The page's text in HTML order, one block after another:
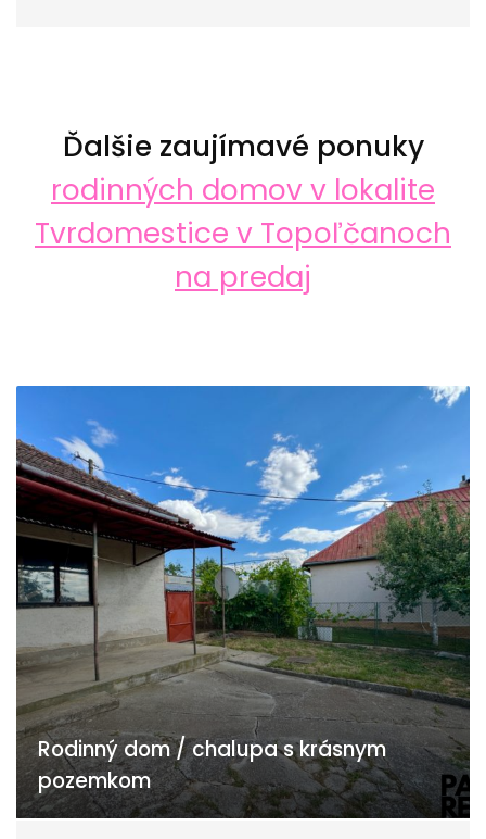
Ďalšie zaujímavé ponuky
rodinných domov v lokalite
Tvrdomestice v Topoľčanoch
na predaj
Rodinný dom / chalupa s krásnym
pozemkom